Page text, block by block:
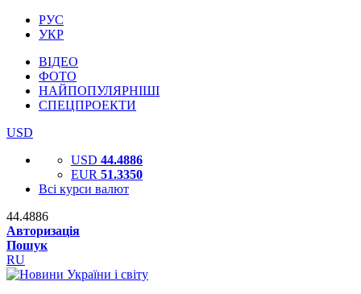
РУС
УКР
ВІДЕО
ФОТО
НАЙПОПУЛЯРНІШІ
СПЕЦПРОЕКТИ
USD
USD 44.4886
EUR 51.3350
Всі курси валют
44.4886
Авторизація
Пошук
RU